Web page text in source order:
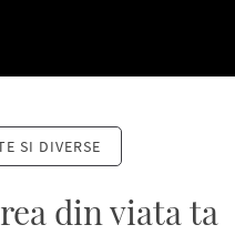
SI DIVERSE
din viata ta